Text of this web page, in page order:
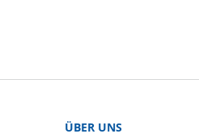
ÜBER UNS